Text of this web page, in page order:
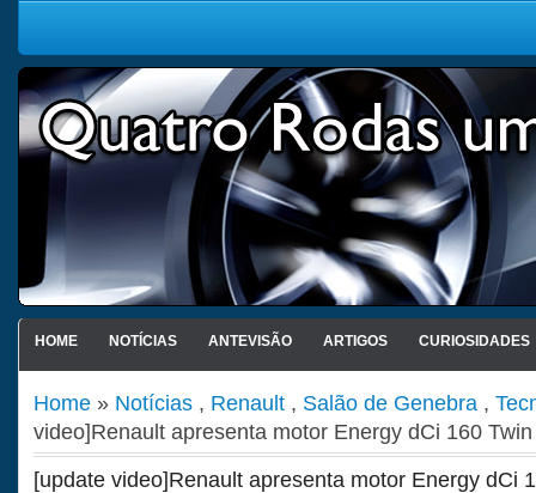
HOME NOTÍCIAS ANTEVISÃO ARTIGOS CURIOSIDADES
Home » Notícias , Renault , Salão de Genebra ,
video]Renault apresenta motor Energy dCi 160
[update video]Renault apresenta motor Energy dCi